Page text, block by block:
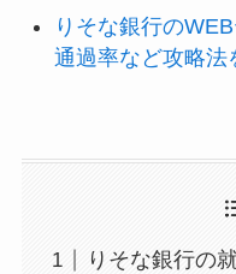
りそな銀行の
通過率など攻略法
りそな銀行の